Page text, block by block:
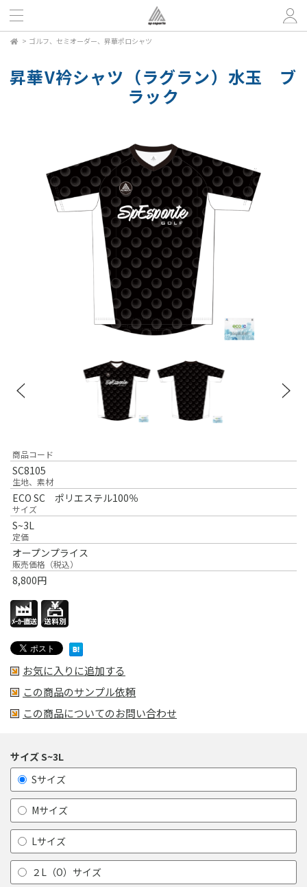
> ゴルフ、セミオーダー、昇華ポロシャツ
昇華V衿シャツ（ラグラン）水玉 ブ
ラック
商品コード
SC8105
生地、素材
ECO SC ポリエステル100％
サイズ
S~3L
定価
オープンプライス
販売価格（税込）
8,800円
お気に入りに追加する
この商品のサンプル依頼
この商品についてのお問い合わせ
サイズ S~3L
Sサイズ
Mサイズ
Lサイズ
２L（O）サイズ